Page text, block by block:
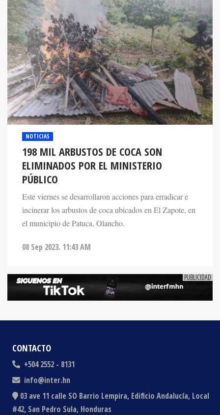
NOTICIAS
198 MIL ARBUSTOS DE COCA SON
ELIMINADOS POR EL MINISTERIO
PÚBLICO
Este viernes se desarrollaron acciones para erradicar e
incinerar los arbustos de coca ubicados en El Zapote, en
el municipio de Patuca, Olancho.
CONTACTO
+504 2552 - 8131
info@inter.hn
03 ave 11 calle SO Barrio Lempira, Edificio Andalucía, Local
#42, San Pedro Sula, Honduras